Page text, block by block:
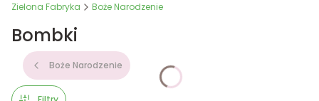
Zielona Fabryka Boże Narodzenie
Bombki
Boże Narodzenie